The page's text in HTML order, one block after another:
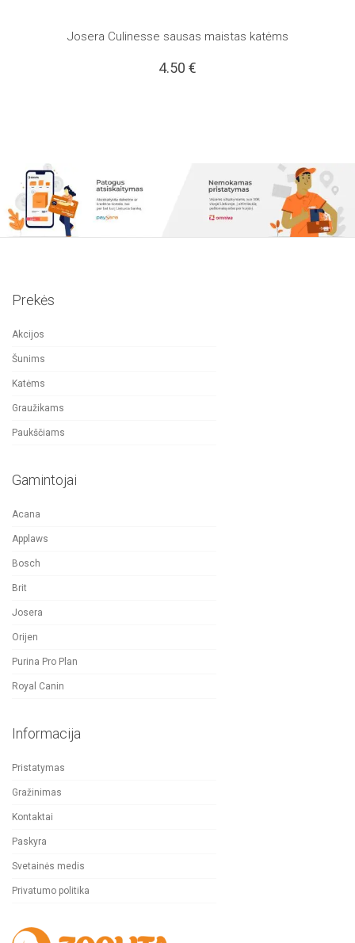
Josera Culinesse sausas maistas katėms
4.50 €
Prekės
Akcijos
Šunims
Katėms
Graužikams
Paukščiams
Gamintojai
Acana
Applaws
Bosch
Brit
Josera
Orijen
Purina Pro Plan
Royal Canin
Informacija
Pristatymas
Gražinimas
Kontaktai
Paskyra
Svetainės medis
Privatumo politika